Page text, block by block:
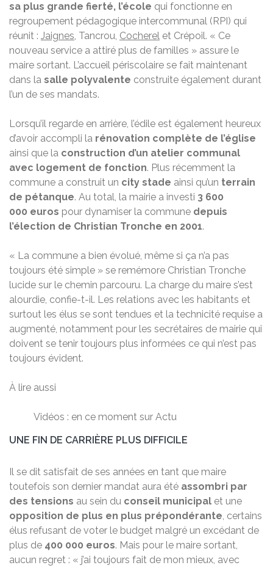
sa plus grande fierté, l’école qui fonctionne en
regroupement pédagogique intercommunal (RPI) qui
réunit : Jaignes, Tancrou, Cocherel et Crépoil. « Ce
nouveau service a attiré plus de familles » assure le
maire sortant. L’accueil périscolaire se fait maintenant
dans la salle polyvalente construite également durant
l’un de ses mandats.
Lorsqu’il regarde en arrière, l’édile est également heureux
d’avoir accompli la rénovation complète de l’église
ainsi que la construction d’un atelier communal
avec logement de fonction. Plus récemment la
commune a construit un city stade ainsi qu’un terrain
de pétanque. Au total, la mairie a investi 3 600
000 euros pour dynamiser la commune depuis
l’élection de Christian Tronche en 2001.
« La commune a bien évolué, même si ça n’a pas
toujours été simple » se remémore Christian Tronche
lucide sur le chemin parcouru. La charge du maire s’est
alourdie, confie-t-il. Les relations avec les habitants et
surtout les élus se sont tendues et la technicité requise a
augmenté, notamment pour les secrétaires de mairie qui
doivent se tenir toujours plus informées ce qui n’est pas
toujours évident.
À lire aussi
Vidéos : en ce moment sur Actu
UNE FIN DE CARRIÈRE PLUS DIFFICILE
Il se dit satisfait de ses années en tant que maire
toutefois son dernier mandat aura été assombri par
des tensions au sein du conseil municipal et une
opposition de plus en plus prépondérante, certains
élus refusant de voter le budget malgré un excédant de
plus de 400 000 euros. Mais pour le maire sortant,
aucun regret : « j’ai toujours fait de mon mieux, avec